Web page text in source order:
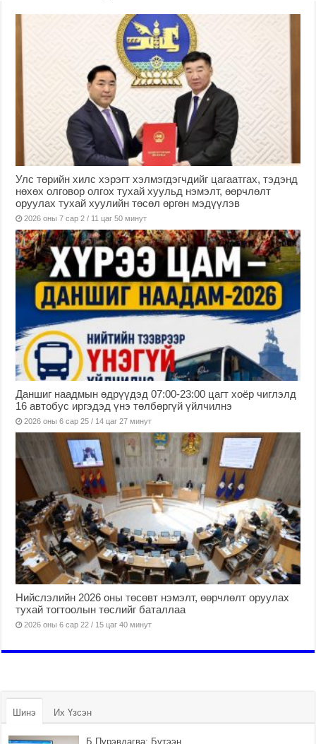
Улс төрийн хилс хэрэгт хэлмэгдэгчдийг цагаатгах, тэдэнд
нөхөх олговор олгох тухай хуульд нэмэлт, өөрчлөлт
оруулах тухай хуулийн төсөл өргөн мэдүүлэв
2026 оны 7 сар 2 / 11 цаг 50 минут
Даншиг наадмын өдрүүдэд 07:00-23:00 цагт хоёр чиглэлд
16 автобус иргэдэд үнэ төлбөргүй үйлчилнэ
2026 оны 6 сар 25 / 14 цаг 27 минут
Нийслэлийн 2026 оны төсөвт нэмэлт, өөрчлөлт оруулах
тухай тогтоолын төслийг баталлаа
2026 оны 6 сар 22 / 15 цаг 40 минут
Шинэ Их Үзсэн
Б.Пүрэвдагва: Бүтээн